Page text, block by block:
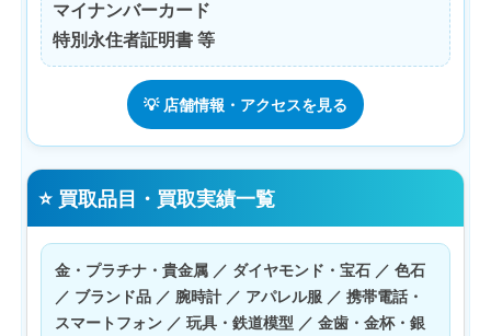
マイナンバーカード
特別永住者証明書 等
💡 店舗情報・アクセスを見る
⭐ 買取品目・買取実績一覧
金・プラチナ・貴金属 ／ ダイヤモンド・宝石 ／ 色石
／ ブランド品 ／ 腕時計 ／ アパレル服 ／ 携帯電話・
スマートフォン ／ 玩具・鉄道模型 ／ 金歯・金杯・銀